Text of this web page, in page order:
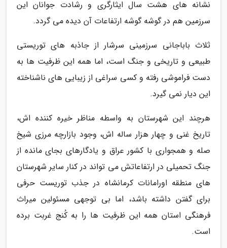
نشانه های هشت سال ایثارگری و رشادت جوانان این
سرزمین هم در گوشه گوشه ارتفاعات آن دیده می گردد.
ثلاث باباجانی سرزمینی سرشار از جاذبه های توریستی
طبیعی و تاریخی و جنگ است، اما همه این ظرفیت ها به
دست فراموشی رفته و کسی سراغی از زیبایی های ناشناخته
این دیار نمی گیرد.
هرچند این شهرستان به واسطه مناظر خیره کننده اش،
تاریخ غنی و چهار هزار ساله اش، وجود بازارچه مرزی شیخ
صله و همجواری با کشور عراق و یادگارهای بجای مانده از
جنگ تحمیلی در ارتفاعاتش می تواند در کنار سایر شهرستان
های منطقه اورامانات کرمانشاه در جذب توریست حرفی
برای گفتن داشته باشد، اما بی توجهی مسئولین میراث
فرهنگی استان همه این ظرفیت ها را به کُنج غربت برده
است.